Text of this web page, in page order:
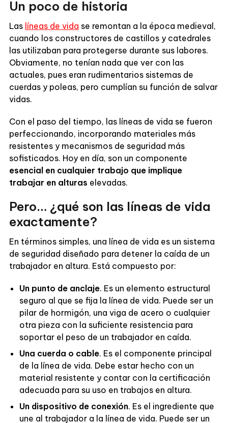
Un poco de historia
Las líneas de vida se remontan a la época medieval,
cuando los constructores de castillos y catedrales
las utilizaban para protegerse durante sus labores.
Obviamente, no tenían nada que ver con las
actuales, pues eran rudimentarios sistemas de
cuerdas y poleas, pero cumplían su función de salvar
vidas.
Con el paso del tiempo, las líneas de vida se fueron
perfeccionando, incorporando materiales más
resistentes y mecanismos de seguridad más
sofisticados. Hoy en día, son un componente
esencial en cualquier trabajo que implique
trabajar en alturas elevadas.
Pero… ¿qué son las líneas de vida
exactamente?
En términos simples, una línea de vida es un sistema
de seguridad diseñado para detener la caída de un
trabajador en altura. Está compuesto por:
Un punto de anclaje. Es un elemento estructural
seguro al que se fija la línea de vida. Puede ser un
pilar de hormigón, una viga de acero o cualquier
otra pieza con la suficiente resistencia para
soportar el peso de un trabajador en caída.
Una cuerda o cable. Es el componente principal
de la línea de vida. Debe estar hecho con un
material resistente y contar con la certificación
adecuada para su uso en trabajos en altura.
Un dispositivo de conexión. Es el ingrediente que
une al trabajador a la línea de vida. Puede ser un